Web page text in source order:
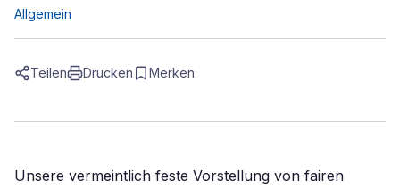
Allgemein
Teilen Drucken Merken
Unsere vermeintlich feste Vorstellung von fairen